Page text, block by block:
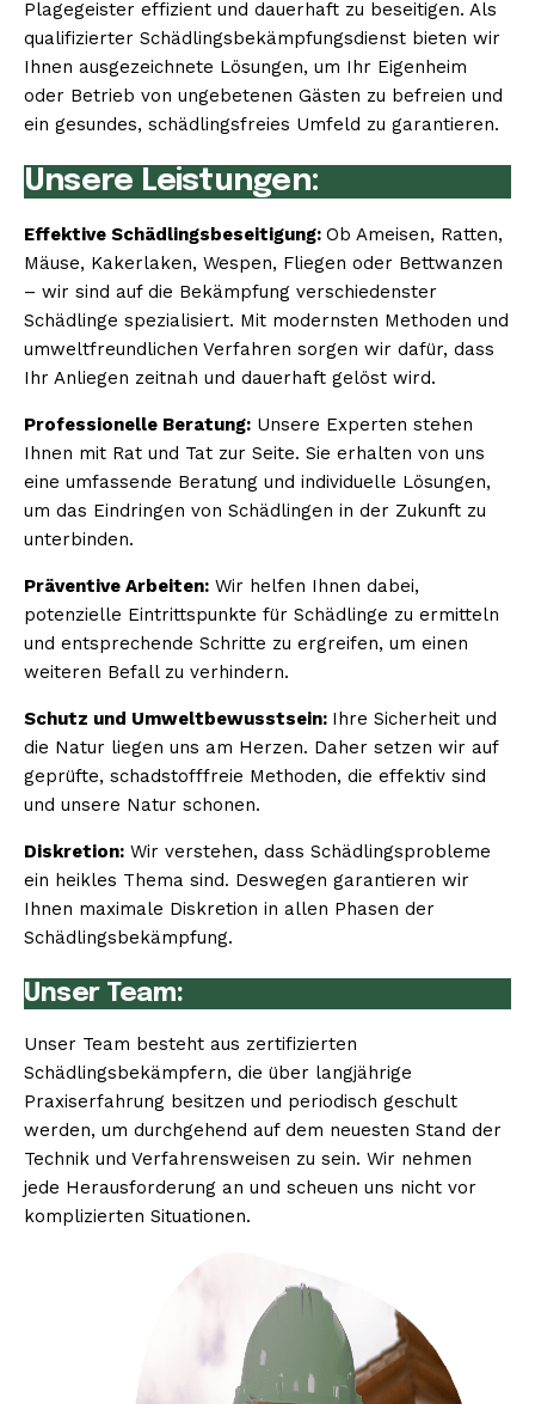
Plagegeister effizient und dauerhaft zu beseitigen. Als
qualifizierter Schädlingsbekämpfungsdienst bieten wir
Ihnen ausgezeichnete Lösungen, um Ihr Eigenheim
oder Betrieb von ungebetenen Gästen zu befreien und
ein gesundes, schädlingsfreies Umfeld zu garantieren.
Unsere Leistungen:
Effektive Schädlingsbeseitigung: Ob Ameisen, Ratten,
Mäuse, Kakerlaken, Wespen, Fliegen oder Bettwanzen
– wir sind auf die Bekämpfung verschiedenster
Schädlinge spezialisiert. Mit modernsten Methoden und
umweltfreundlichen Verfahren sorgen wir dafür, dass
Ihr Anliegen zeitnah und dauerhaft gelöst wird.
Professionelle Beratung: Unsere Experten stehen
Ihnen mit Rat und Tat zur Seite. Sie erhalten von uns
eine umfassende Beratung und individuelle Lösungen,
um das Eindringen von Schädlingen in der Zukunft zu
unterbinden.
Präventive Arbeiten: Wir helfen Ihnen dabei,
potenzielle Eintrittspunkte für Schädlinge zu ermitteln
und entsprechende Schritte zu ergreifen, um einen
weiteren Befall zu verhindern.
Schutz und Umweltbewusstsein: Ihre Sicherheit und
die Natur liegen uns am Herzen. Daher setzen wir auf
geprüfte, schadstofffreie Methoden, die effektiv sind
und unsere Natur schonen.
Diskretion: Wir verstehen, dass Schädlingsprobleme
ein heikles Thema sind. Deswegen garantieren wir
Ihnen maximale Diskretion in allen Phasen der
Schädlingsbekämpfung.
Unser Team:
Unser Team besteht aus zertifizierten
Schädlingsbekämpfern, die über langjährige
Praxiserfahrung besitzen und periodisch geschult
werden, um durchgehend auf dem neuesten Stand der
Technik und Verfahrensweisen zu sein. Wir nehmen
jede Herausforderung an und scheuen uns nicht vor
komplizierten Situationen.